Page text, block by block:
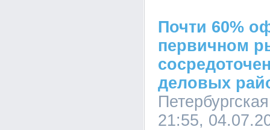
Почти 60%
первичном
деловых
21:55,